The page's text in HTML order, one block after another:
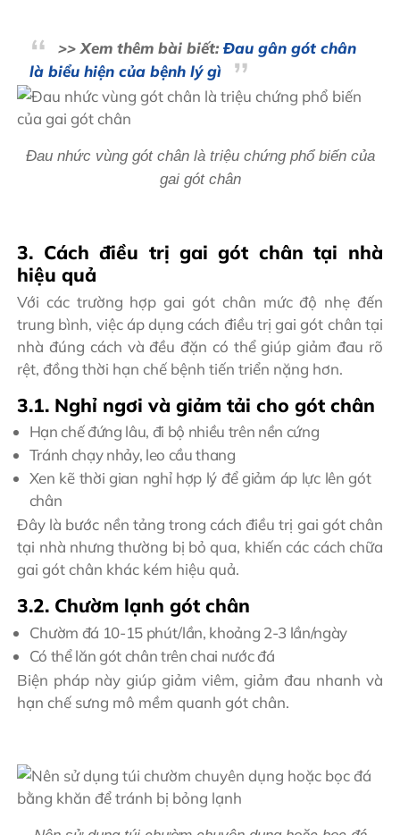
>> Xem thêm bài biết:Đau gân gót chân
là biểu hiện của bệnh lý gì
Đau nhức vùng gót chân là triệu chứng phổ biến của
gai gót chân
3. Cách điều trị gai gót chân tại nhà
hiệu quả
Với các trường hợp gai gót chân mức độ nhẹ đến
trung bình, việc áp dụng cách điều trị gai gót chân tại
nhà đúng cách và đều đặn có thể giúp giảm đau rõ
rệt, đồng thời hạn chế bệnh tiến triển nặng hơn.
3.1. Nghỉ ngơi và giảm tải cho gót chân
Hạn chế đứng lâu, đi bộ nhiều trên nền cứng
Tránh chạy nhảy, leo cầu thang
Xen kẽ thời gian nghỉ hợp lý để giảm áp lực lên gót
chân
Đây là bước nền tảng trong cách điều trị gai gót chân
tại nhà nhưng thường bị bỏ qua, khiến các cách chữa
gai gót chân khác kém hiệu quả.
3.2. Chườm lạnh gót chân
Chườm đá 10-15 phút/lần, khoảng 2-3 lần/ngày
Có thể lăn gót chân trên chai nước đá
Biện pháp này giúp giảm viêm, giảm đau nhanh và
hạn chế sưng mô mềm quanh gót chân.